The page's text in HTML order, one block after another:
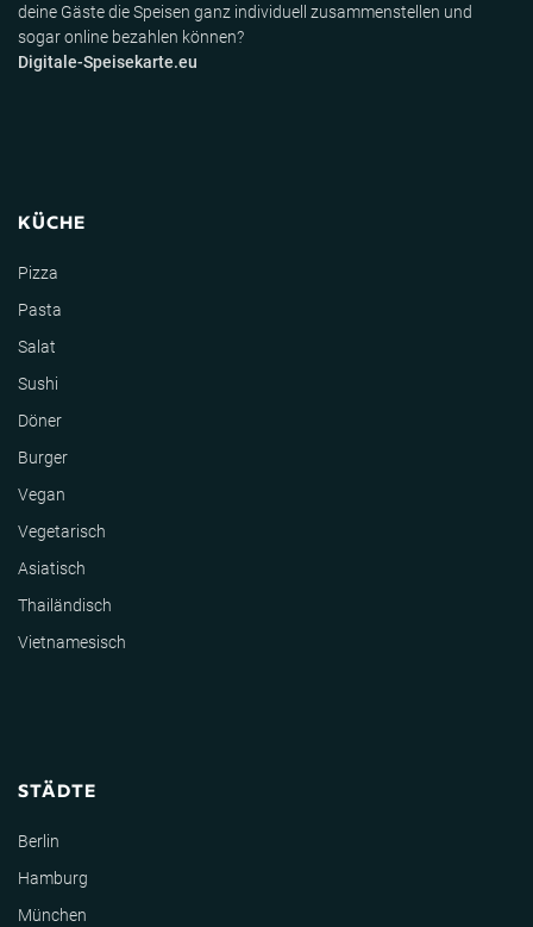
deine Gäste die Speisen ganz individuell zusammenstellen und
sogar online bezahlen können?
Digitale-Speisekarte.eu
KÜCHE
Pizza
Pasta
Salat
Sushi
Döner
Burger
Vegan
Vegetarisch
Asiatisch
Thailändisch
Vietnamesisch
STÄDTE
Berlin
Hamburg
München